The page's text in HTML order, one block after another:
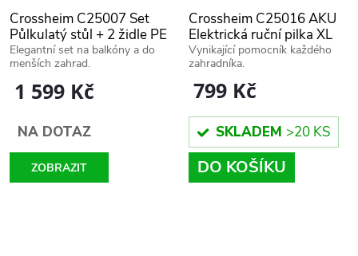
Crossheim C25007 Set
Půlkulatý stůl + 2 židle PE
rattan, hnědý
1 599 Kč
NA DOTAZ
ZOBRAZIT
Elegantní set na balkóny a do
menších zahrad.
Crossheim C25016 AKU
Elektrická ruční pilka XL
PRO + Náhradní baterie +
Náhradní řetěz
799 Kč
SKLADEM >20 KS
DO KOŠÍKU
Vynikající pomocník každého
zahradníka.